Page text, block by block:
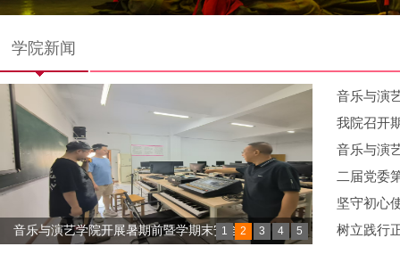
学院新闻
音乐与演艺学院开展暑期前暨学期末安全...
1 2 3 4 5
音乐与演
我院召开
音乐与演
二届党委
坚守初心
树立践行